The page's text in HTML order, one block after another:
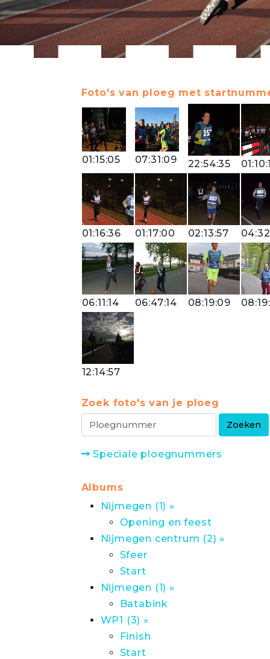
Foto's van ploeg met
01:15:05 07:31:09 22:54:35
01:16:36 01:17:00 02:13:57
06:11:14 06:47:14 08:19:09
12:14:57
Zoek foto's van je ploeg
Speciale ploegnummers
Albums
Nijmegen (1) »
Opening en feest
Nijmegen centrum (2) »
Sfeer
Start
Nijmegen (1) »
Batabink
WP1 (3) »
Finish
Start